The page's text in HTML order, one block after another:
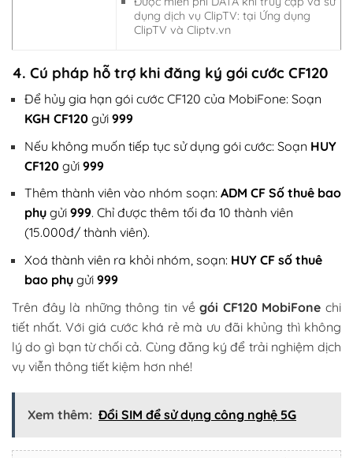
dụng dịch vụ ClipTV: tại Ứng dụng
ClipTV và Cliptv.vn
4. Cú pháp hỗ trợ khi đăng ký gói cước CF120
Để hủy gia hạn gói cước CF120 của MobiFone: Soạn
KGH CF120 gửi 999
Nếu không muốn tiếp tục sử dụng gói cước: Soạn HUY
CF120 gửi 999
Thêm thành viên vào nhóm soạn: ADM CF Số thuê bao
phụ gửi 999. Chỉ được thêm tối đa 10 thành viên
(15.000đ/ thành viên).
Xoá thành viên ra khỏi nhóm, soạn: HUY CF số thuê
bao phụ gửi 999
Trên đây là những thông tin vềgói CF120 MobiFone chi
tiết nhất. Với giá cước khá rẻ mà ưu đãi khủng thì không
lý do gì bạn từ chối cả. Cùng đăng ký để trải nghiệm dịch
vụ viễn thông tiết kiệm hơn nhé!
Xem thêm: Đổi SIM để sử dụng công nghệ 5G